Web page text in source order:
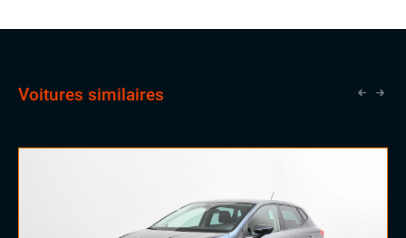
commercial.
Voitures similaires